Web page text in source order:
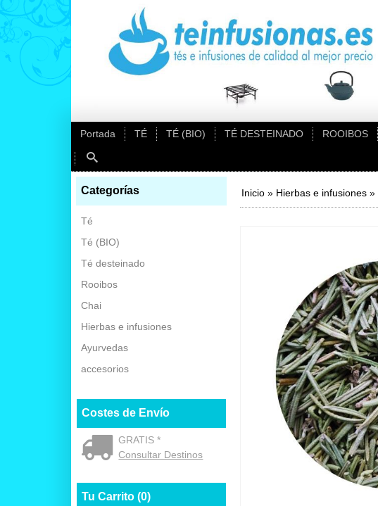
Portada TÉ TÉ (BIO) TÉ DESTEINADO ROOIBOS
Categorías
Té
Té (BIO)
Té desteinado
Rooibos
Chai
Hierbas e infusiones
Ayurvedas
accesorios
Costes de Envío
GRATIS *
Consultar Destinos
Tu Carrito (0)
Inicio» Hierbas e infusiones»